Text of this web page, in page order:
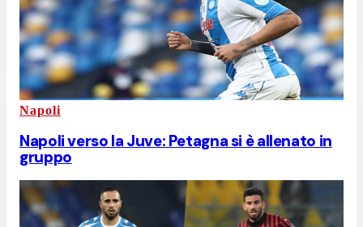
Napoli
Napoli verso la Juve: Petagna si è allenato in
gruppo